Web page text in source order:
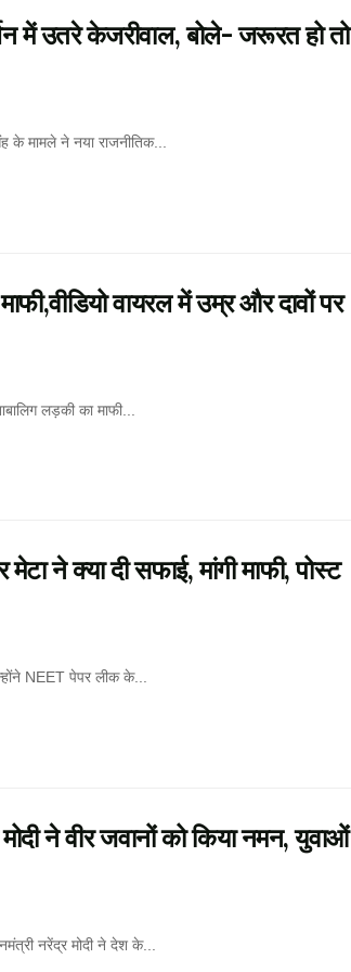
में उतरे केजरीवाल, बोले- जरूरत हो तो
के मामले ने नया राजनीतिक...
वायरल में उम्र और दावों पर
लड़की का माफी...
ने क्या दी सफाई, मांगी माफी, पोस्ट
NEET पेपर लीक के...
ने वीर जवानों को किया नमन, युवाओं
नरेंद्र मोदी ने देश के...